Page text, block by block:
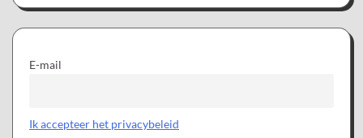
E-mail
Ik accepteer het privacybeleid